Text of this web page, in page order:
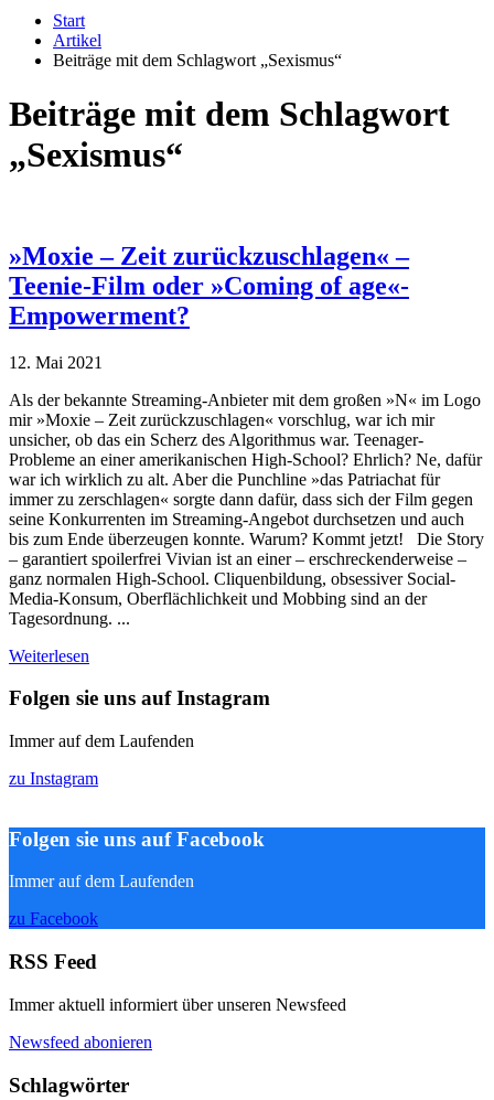
Start
Artikel
Beiträge mit dem Schlagwort „Sexismus“
Beiträge mit dem Schlagwort
„Sexismus“
»Moxie – Zeit zurückzuschlagen« –
Teenie-Film oder »Coming of age«-
Empowerment?
12. Mai 2021
Als der bekannte Streaming-Anbieter mit dem großen »N« im Logo
mir »Moxie – Zeit zurückzuschlagen« vorschlug, war ich mir
unsicher, ob das ein Scherz des Algorithmus war. Teenager-
Probleme an einer amerikanischen High-School? Ehrlich? Ne, dafür
war ich wirklich zu alt. Aber die Punchline »das Patriachat für
immer zu zerschlagen« sorgte dann dafür, dass sich der Film gegen
seine Konkurrenten im Streaming-Angebot durchsetzen und auch
bis zum Ende überzeugen konnte. Warum? Kommt jetzt! Die Story
– garantiert spoilerfrei Vivian ist an einer – erschreckenderweise –
ganz normalen High-School. Cliquenbildung, obsessiver Social-
Media-Konsum, Oberflächlichkeit und Mobbing sind an der
Tagesordnung. ...
Weiterlesen
Folgen sie uns auf Instagram
Immer auf dem Laufenden
zu Instagram
Folgen sie uns auf Facebook
Immer auf dem Laufenden
zu Facebook
RSS Feed
Immer aktuell informiert über unseren Newsfeed
Newsfeed abonieren
Schlagwörter